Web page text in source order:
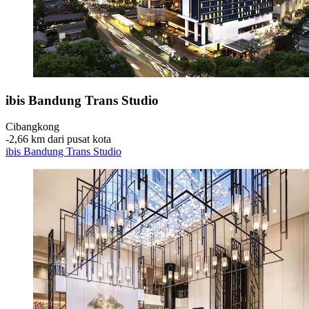
ibis Bandung Trans Studio
Cibangkong
‐2,66 km dari pusat kota
ibis Bandung Trans Studio